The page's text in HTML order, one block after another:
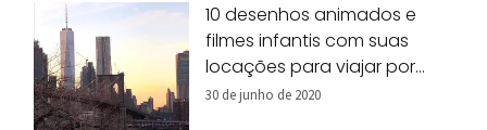
10 desenhos animados e
filmes infantis com suas
locações para viajar por
Nova York!
30 de junho de 2020